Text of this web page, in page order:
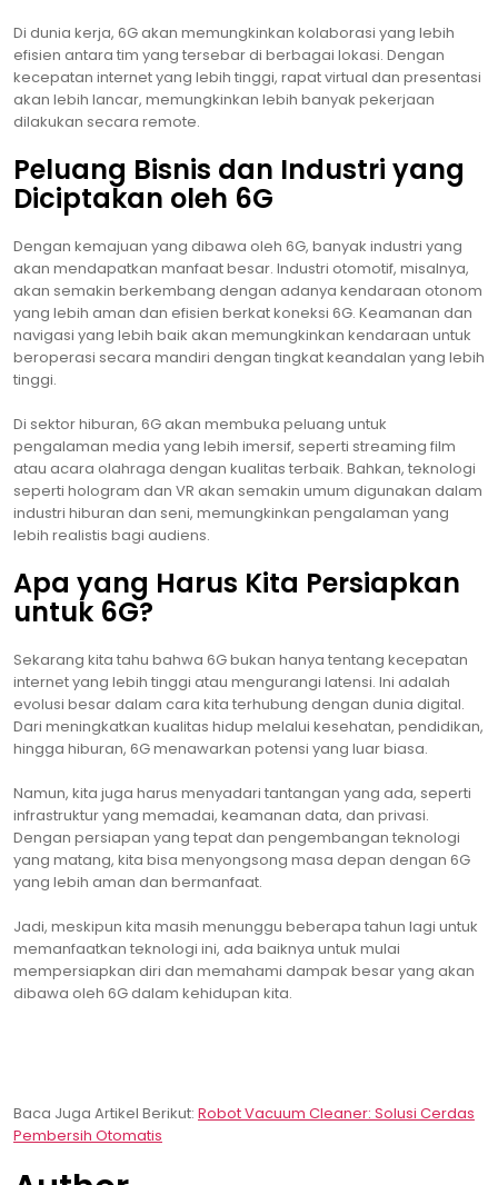
Di dunia kerja, 6G akan memungkinkan kolaborasi yang lebih
efisien antara tim yang tersebar di berbagai lokasi. Dengan
kecepatan internet yang lebih tinggi, rapat virtual dan presentasi
akan lebih lancar, memungkinkan lebih banyak pekerjaan
dilakukan secara remote.
Peluang Bisnis dan Industri yang
Diciptakan oleh 6G
Dengan kemajuan yang dibawa oleh 6G, banyak industri yang
akan mendapatkan manfaat besar. Industri otomotif, misalnya,
akan semakin berkembang dengan adanya kendaraan otonom
yang lebih aman dan efisien berkat koneksi 6G. Keamanan dan
navigasi yang lebih baik akan memungkinkan kendaraan untuk
beroperasi secara mandiri dengan tingkat keandalan yang lebih
tinggi.
Di sektor hiburan, 6G akan membuka peluang untuk
pengalaman media yang lebih imersif, seperti streaming film
atau acara olahraga dengan kualitas terbaik. Bahkan, teknologi
seperti hologram dan VR akan semakin umum digunakan dalam
industri hiburan dan seni, memungkinkan pengalaman yang
lebih realistis bagi audiens.
Apa yang Harus Kita Persiapkan
untuk 6G?
Sekarang kita tahu bahwa 6G bukan hanya tentang kecepatan
internet yang lebih tinggi atau mengurangi latensi. Ini adalah
evolusi besar dalam cara kita terhubung dengan dunia digital.
Dari meningkatkan kualitas hidup melalui kesehatan, pendidikan,
hingga hiburan, 6G menawarkan potensi yang luar biasa.
Namun, kita juga harus menyadari tantangan yang ada, seperti
infrastruktur yang memadai, keamanan data, dan privasi.
Dengan persiapan yang tepat dan pengembangan teknologi
yang matang, kita bisa menyongsong masa depan dengan 6G
yang lebih aman dan bermanfaat.
Jadi, meskipun kita masih menunggu beberapa tahun lagi untuk
memanfaatkan teknologi ini, ada baiknya untuk mulai
mempersiapkan diri dan memahami dampak besar yang akan
dibawa oleh 6G dalam kehidupan kita.
Baca Juga Artikel Berikut: Robot Vacuum Cleaner: Solusi Cerdas
Pembersih Otomatis